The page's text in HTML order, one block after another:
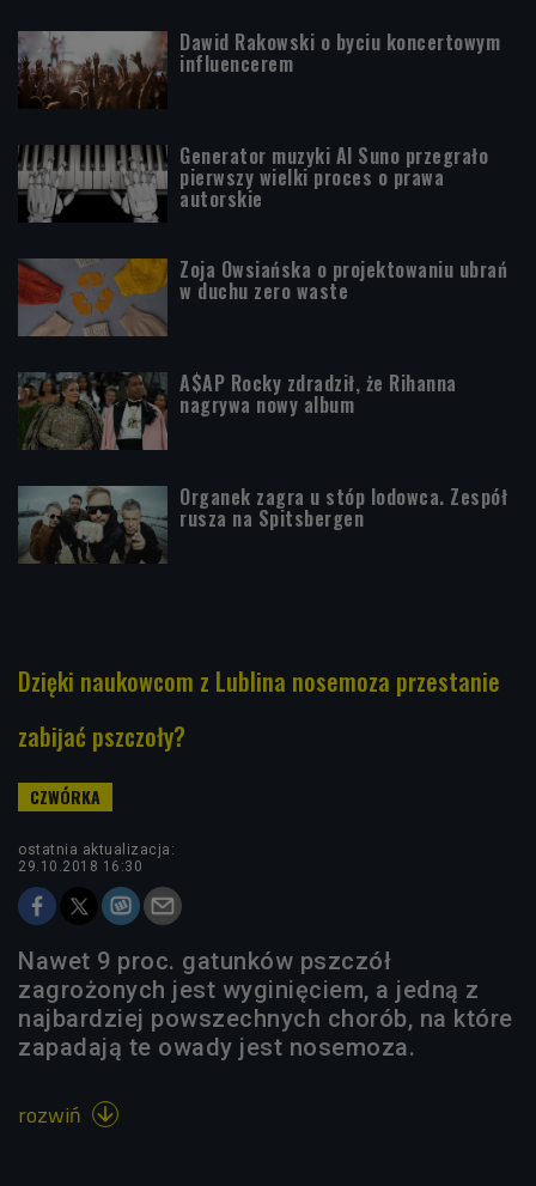
Dawid Rakowski o byciu koncertowym
influencerem
Generator muzyki AI Suno przegrało
pierwszy wielki proces o prawa
autorskie
Zoja Owsiańska o projektowaniu ubrań
w duchu zero waste
A$AP Rocky zdradził, że Rihanna
nagrywa nowy album
Organek zagra u stóp lodowca. Zespół
rusza na Spitsbergen
Dzięki naukowcom z Lublina nosemoza przestanie
zabijać pszczoły?
ostatnia aktualizacja:
29.10.2018 16:30
Nawet 9 proc. gatunków pszczół
zagrożonych jest wyginięciem, a jedną z
najbardziej powszechnych chorób, na które
zapadają te owady jest nosemoza.
rozwiń 